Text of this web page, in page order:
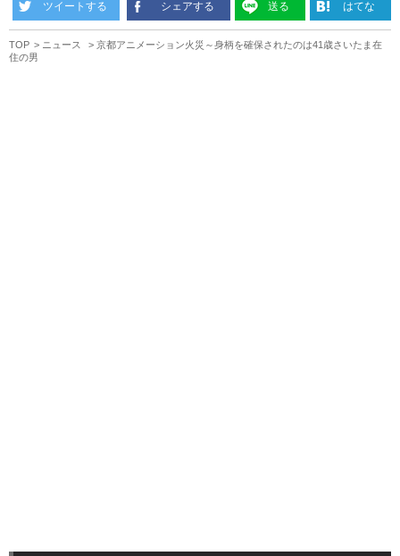
ツイートする シェアする 送る はてな
TOP ニュース
京都アニメーション火災～身柄を確保されたのは41歳さいたま在
住の男